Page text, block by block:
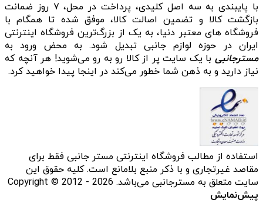
با پایبندی به سه اصل کلیدی، پرداخت در محل، ۷ روز ضمانت
بازگشت کالا و تضمین اصالت کالا، موفق شده تا همگام با
فروشگاه‌ های معتبر دنیا، به یک از بزرگ‌ترین فروشگاه اینترنتی
ایران در حوزه لوازم جانبی تبدیل شود. به محض ورود به
مسترجانبی با یک سایت پر از کالا رو به رو می‌شوید! هر آنچه که
نیاز دارید و به ذهن شما خطور می‌کند در اینجا پیدا خواهید کرد.
استفاده از مطالب فروشگاه اینترنتی مستر جانبی فقط برای
مقاصد غیرتجاری و با ذکر منبع بلامانع است. کلیه حقوق این
سایت متعلق به مسترجانبی می‌باشد. Copyright © 2012 - 2026
پیش‌نمایش